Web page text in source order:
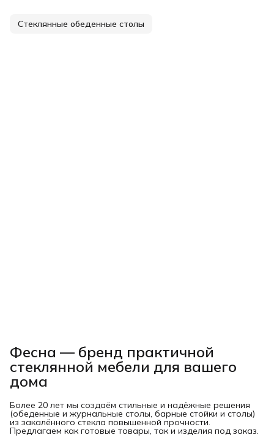
Стеклянные обеденные столы
Фесна — бренд практичной
стеклянной мебели для вашего
дома
Более 20 лет мы создаём стильные и надёжные решения
(обеденные и журнальные столы, барные стойки и столы)
из закалённого стекла повышенной прочности.
Предлагаем как готовые товары, так и изделия под заказ.